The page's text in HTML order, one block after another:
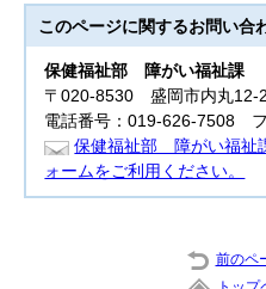
このページに関するお問い合
保健福祉部
障がい福祉課
〒020-8530 盛岡市内丸
電話番号：019-626-7508
保健福祉部 障がい福祉
ォームをご利用ください。
前のペ